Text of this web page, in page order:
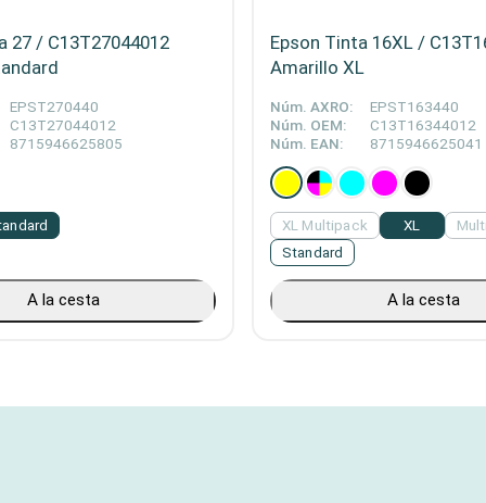
27 / C13T27044012
EPST270440
C13T27044012
8715946625805
A la cesta
Epson Tinta 16XL /
Amarillo XL
Núm. AXRO:
EPST163440
Núm. OEM:
C13T16344012
Núm. EAN:
8715946625041
Standard
XL
XL Multipack
A la cesta